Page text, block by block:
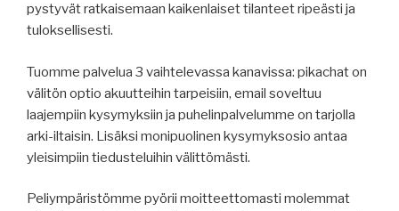
pystyvät ratkaisemaan kaikenlaiset tilanteet ripeästi ja
tuloksellisesti.
Tuomme palvelua 3 vaihtelevassa kanavissa: pikachat on
välitön optio akuutteihin tarpeisiin, email soveltuu
laajempiin kysymyksiin ja puhelinpalvelumme on tarjolla
arki-iltaisin. Lisäksi monipuolinen kysymyksosio antaa
yleisimpiin tiedusteluihin välittömästi.
Peliympäristömme pyörii moitteettomasti molemmat